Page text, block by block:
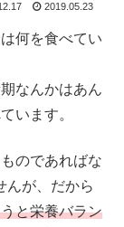
2019.05.23
何を食べてい
なんかはあん
います。
のであればな
んが、だから
と栄養バラン